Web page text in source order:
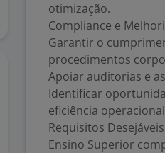
otimização.
Compliance e
Garantir o
procedimentos
Apoiar auditorias e
Identificar
eficiência
Requisitos Desejáveis
Ensino Superior